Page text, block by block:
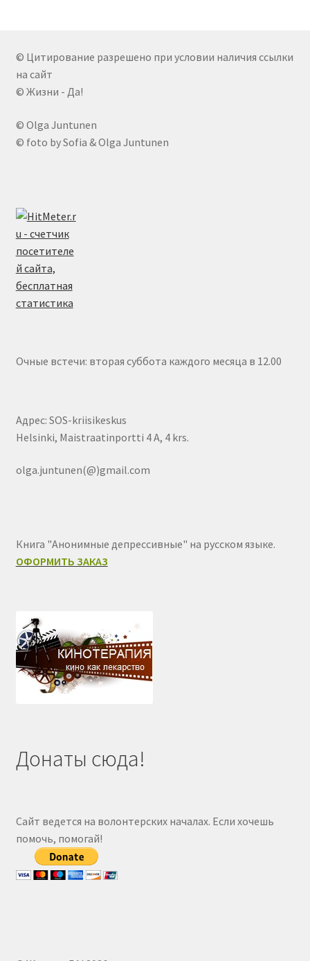
© Цитирование разрешено при условии наличия ссылки
на сайт
© Жизни - Да!
© Olga Juntunen
© foto by Sofia & Olga Juntunen
Очные встечи: вторая суббота каждого месяца в 12.00
Адрес: SOS-kriisikeskus
Helsinki, Maistraatinportti 4 A, 4 krs.
olga.juntunen(@)gmail.com
Книга "Анонимные депрессивные" на русском языке.
ОФОРМИТЬ ЗАКАЗ
Донаты сюда!
Сайт ведется на волонтерских началах. Если хочешь
помочь, помогай!